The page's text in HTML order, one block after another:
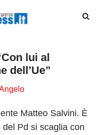
lui al
dell’Ue”
Matteo Salvini. È
Pd si scaglia con